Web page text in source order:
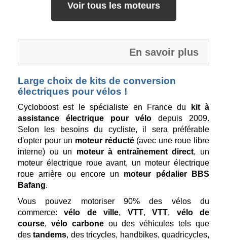
Voir tous les moteurs
En savoir plus
Large choix de kits de conversion
électriques pour vélos !
Cycloboost est le spécialiste en France du
kit à
assistance électrique pour vélo
depuis 2009.
Selon les besoins du cycliste, il sera préférable
d'opter pour un moteur réducté (avec une roue libre
interne) ou un
moteur à entraînement direct, un
moteur électrique roue avant, un moteur électrique
roue arrière ou encore un
moteur pédalier BBS
Bafang.
Vous pouvez motoriser 90% des vélos du
commerce:
vélo de ville, VTT, VTT,
vélo de
course, vélo carbone ou des véhicules tels que
des tandems, des tricycles, handbikes, quadricycles,